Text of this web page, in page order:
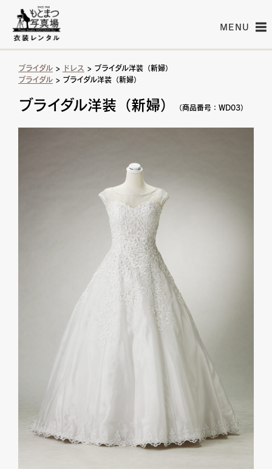
MENU
ブライダル > ドレス > ブライダル洋装（新婦）
ブライダル > ブライダル洋装（新婦）
ブライダル洋装（新婦） （商品番号：WD03）